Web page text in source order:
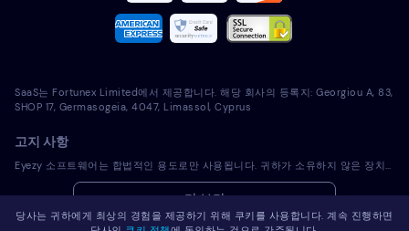
Français
Português
Polski
Română
SaaS는 Fortunex Limited에서 제공합니다. 해당 회사의 등록지: Georgiou A, 83,
SHOP 17, Germasogeia, 4047, Limassol, Cyprus
고지 사항
Eyezy 소프트웨어는 합법적인 용도로만 사용됩니다. 귀하가 소유하지 않은 장치에 라이선스 소프트웨어를 설치하는 것은 해당 법률 및 현지 관할 법률을 위반하는 것입니다. 법에 따라 일반적으로 라이선스 소프트웨어를 설치하려는 장치의 소유자에게 이를 통지해야 합니다. 이 요건을 위반하면 위반자에게 심각한 금전적 및 형사적 처벌이 부과될 수 있습니다. 귀하는 라이센스 소프트웨어를 설치 및 사용하기 전에 귀하의 관할권 내에서 라이센스 소프트웨어 사용의 적법성과 관련하여 자신의 법률 고문과 상의해야 합니다. 라이선스 소프트웨어를 해당 장치에 설치하는 것에 대한 책임은 전적으로 귀하에게 있으며, Eyezy는 이에 대해 책임을 지지 않음을 인지하고 있습니다.
더 보기
당사는 귀하에게 최상의 경험을 제공하기 위해 쿠키를 사용합니다. 계속 진행하면